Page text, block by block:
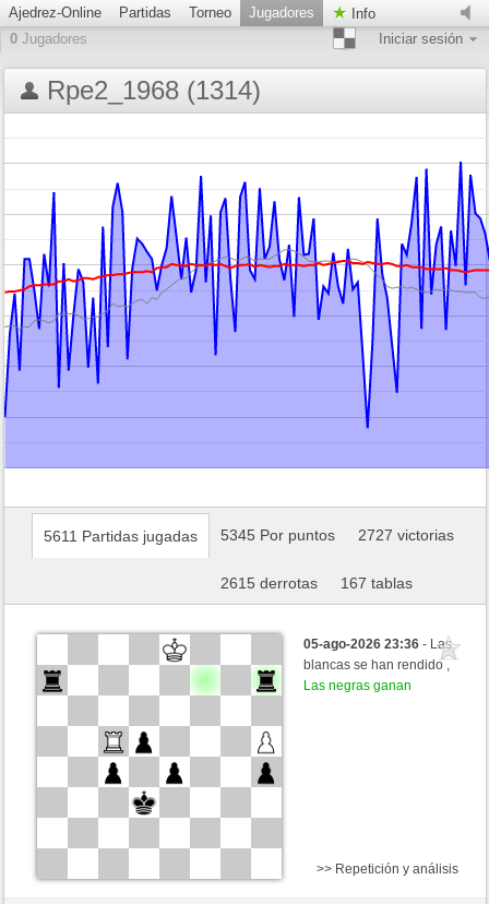
Ajedrez-Online Partidas Torneo Jugadores
Info
0 Jugadores Iniciar sesión
Rpe2_1968 (1314)
5611 Partidas jugadas 5345 Por puntos 2727 victorias
2615 derrotas 167 tablas
05-ago-2026 23:36- Las
blancas se han rendido ,
Las negras ganan
>> Repetición y análisis